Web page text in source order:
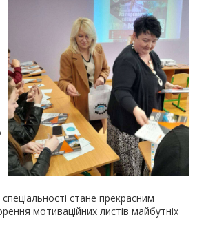
стане прекрасним
мотиваційних листів майбутніх